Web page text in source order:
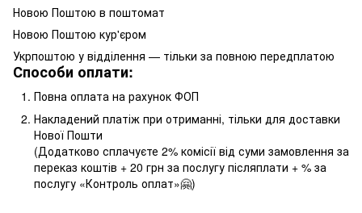
Новою Поштою в поштомат
Новою Поштою кур'єром
Укрпоштою у відділення — тільки за повною передплатою
Способи оплати:
Повна оплата на рахунок ФОП
Накладений платіж при отриманні, тільки для доставки
Нової Пошти
(Додатково сплачуєте 2% комісії від суми замовлення за
переказ коштів + 20 грн за послугу післяплати + % за
послугу «Контроль оплат»🤗)